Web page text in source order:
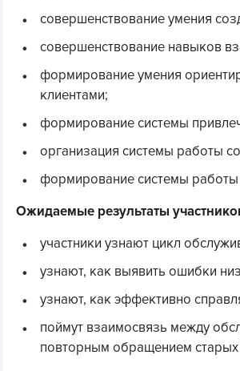
совершенствование умения
совершенствование навыков
формирование умения
клиентами;
формирование системы
организация системы работы
формирование системы работы
Ожидаемые результаты
участники узнают цикл
узнают, как выявить ошибки
узнают, как эффективно
поймут взаимосвязь между
повторным обращением старых